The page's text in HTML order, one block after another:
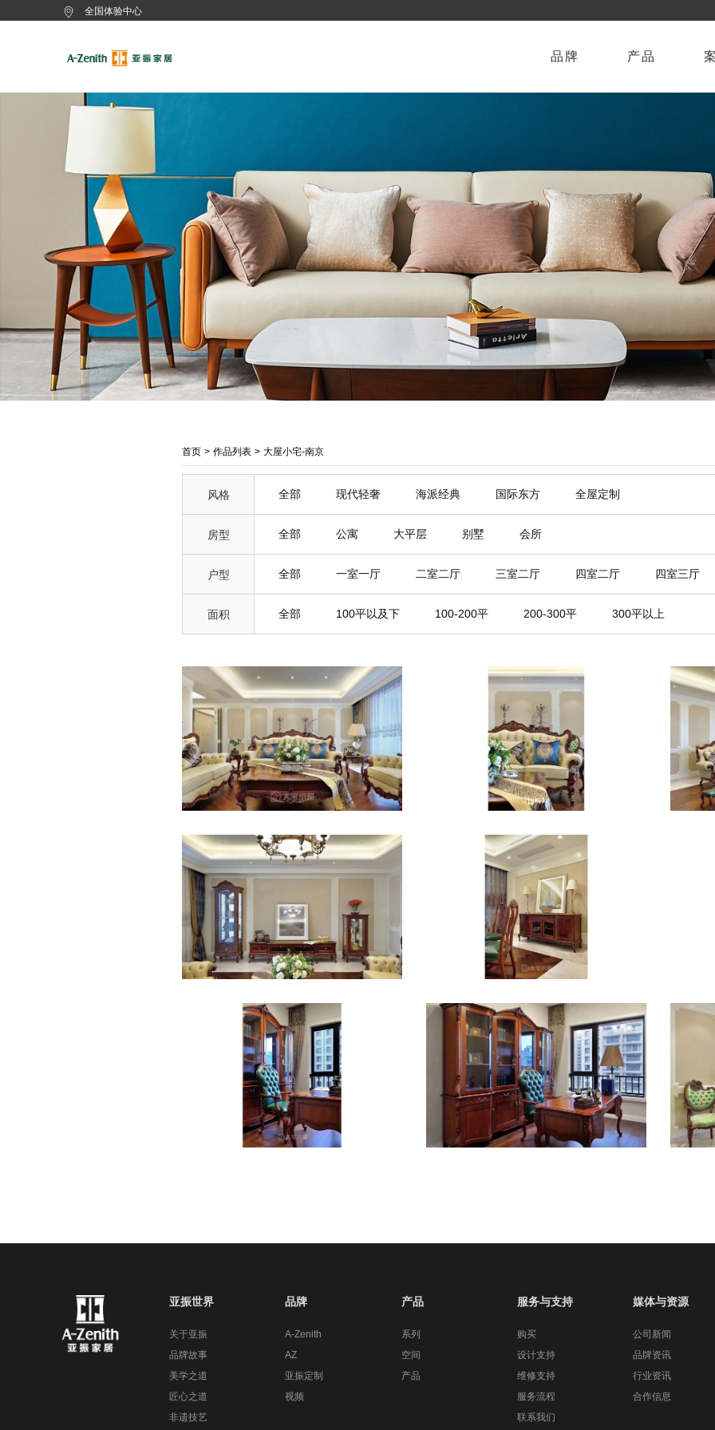
全国体验中心
品牌 产品
首页 > 作品列表 > 大屋小宅-南京
风格 全部 现代轻奢 海派经典 国际东方 全屋定制
房型 全部 公寓 大平层 别墅 会所
户型 全部 一室一厅 二室二厅 三室二厅 四室二厅 四室三厅
面积 全部 100平以及下 100-200平 200-300平 300平以上
亚振世界
关于亚振
品牌故事
美学之道
匠心之道
非遗技艺
品牌
A-Zenith
AZ
亚振定制
视频
产品
系列
空间
产品
服务与支持
购买
设计支持
维修支持
服务流程
联系我们
媒体与资源
公司新闻
品牌资讯
行业资讯
合作信息